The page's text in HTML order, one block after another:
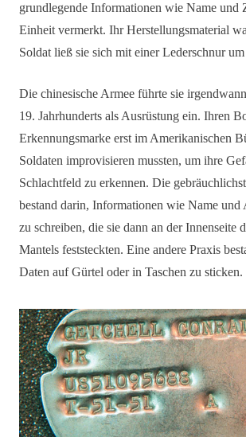
grundlegende Informationen wie Name und
Einheit vermerkt. Ihr Herstellungsmaterial
Soldat ließ sie sich mit einer Lederschnur
Die chinesische Armee führte sie
19. Jahrhunderts als Ausrüstung ein. Ihren
Erkennungsmarke erst im Amerikanischen
Soldaten improvisieren mussten, um ihre
Schlachtfeld zu erkennen. Die
bestand darin, Informationen wie Name und
zu schreiben, die sie dann an der Innenseite
Mantels feststeckten. Eine andere Praxis
Daten auf Gürtel oder in Taschen zu sticken.